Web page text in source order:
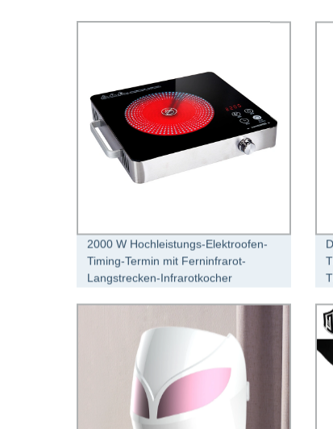
2000 W Hochleistungs-Elektroofen-
Timing-Termin mit Ferninfrarot-
Langstrecken-Infrarotkocher